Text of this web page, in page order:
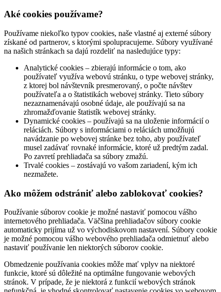
Aké cookies používame?
Používame niekoľko typov cookies, naše vlastné aj externé súbory
získané od partnerov, s ktorými spolupracujeme. Súbory využívané
na našich stránkach sa dajú rozdeliť na nasledujúce typy:
Analytické cookies – zbierajú informácie o tom, ako
používateľ využíva webovú stránku, o type webovej stránky,
z ktorej bol návštevník presmerovaný, o počte návštev
používateľa a o štatistikách webovej stránky. Tieto súbory
nezaznamenávajú osobné údaje, ale používajú sa na
zhromažďovanie štatistík webovej stránky.
Dynamické cookies – používajú sa na uloženie informácií o
reláciách. Súbory s informáciami o reláciách umožňujú
navádzanie po webovej stránke bez toho, aby používateľ
musel zadávať rovnaké informácie, ktoré už predtým zadal.
Po zavretí prehliadača sa súbory zmažú.
Trvalé cookies – zostávajú vo vašom zariadení, kým ich
nezmažete.
Ako môžem odstrániť alebo zablokovať cookies?
Používanie súborov cookie je možné nastaviť pomocou vášho
internetového prehliadača. Väčšina prehliadačov súbory cookie
automaticky prijíma už vo východiskovom nastavení. Súbory cookie
je možné pomocou vášho webového prehliadača odmietnuť alebo
nastaviť používanie len niektorých súborov cookie.
Obmedzenie používania cookies môže mať vplyv na niektoré
funkcie, ktoré sú dôležité na optimálne fungovanie webových
stránok. V prípade, že je niektorá z funkcií webových stránok